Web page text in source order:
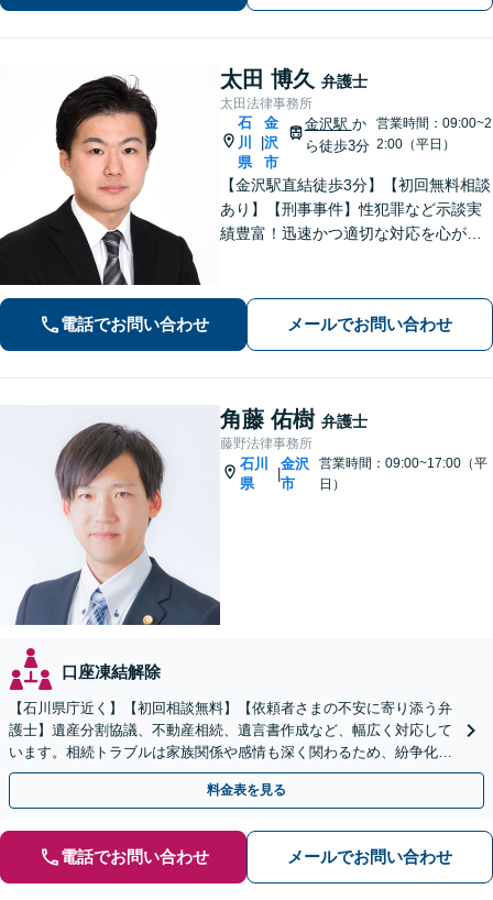
太田 博久 弁護士
太田法律事務所
石
川
県
金
沢
市
金沢駅 か
ら徒歩3分
営業時間：09:00~2
2:00（平日）
【金沢駅直結徒歩3分】【初回無料相談
あり】【刑事事件】性犯罪など示談実
績豊富！迅速かつ適切な対応を心がけ
対応で、適切な解決へと導きます。
電話でお問い合わせ メールでお問い合わせ
角藤 佑樹 弁護士
藤野法律事務所
石川
県
|
金沢
市
営業時間：09:00~17:00（平
日）
口座凍結解除
【石川県庁近く】【初回相談無料】【依頼者さまの不安に寄り添う弁
護士】遺産分割協議、不動産相続、遺言書作成など、幅広く対応して
います。相続トラブルは家族関係や感情も深く関わるため、紛争化し
やすい傾向にあります。お早めにご相談ください。
料金表を見る
電話でお問い合わせ メールでお問い合わせ